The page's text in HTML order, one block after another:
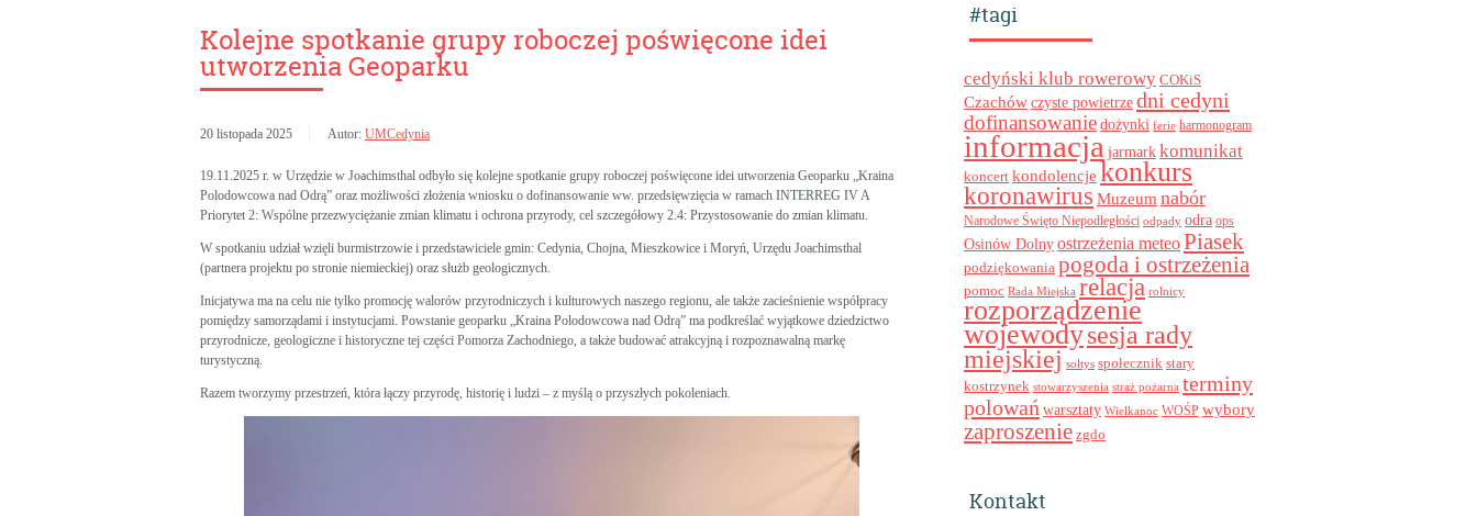
Kolejne spotkanie grupy roboczej poświęcone idei
utworzenia Geoparku
20 listopada 2025 Autor: UMCedynia
19.11.2025 r. w Urzędzie w Joachimsthal odbyło się kolejne spotkanie grupy roboczej poświęcone idei utworzenia Geoparku „Kraina
Polodowcowa nad Odrą” oraz możliwości złożenia wniosku o dofinansowanie ww. przedsięwzięcia w ramach INTERREG IV A
Priorytet 2: Wspólne przezwyciężanie zmian klimatu i ochrona przyrody, cel szczegółowy 2.4: Przystosowanie do zmian klimatu.
W spotkaniu udział wzięli burmistrzowie i przedstawiciele gmin: Cedynia, Chojna, Mieszkowice i Moryń, Urzędu Joachimsthal
(partnera projektu po stronie niemieckiej) oraz służb geologicznych.
Inicjatywa ma na celu nie tylko promocję walorów przyrodniczych i kulturowych naszego regionu, ale także zacieśnienie współpracy
pomiędzy samorządami i instytucjami. Powstanie geoparku „Kraina Polodowcowa nad Odrą” ma podkreślać wyjątkowe dziedzictwo
przyrodnicze, geologiczne i historyczne tej części Pomorza Zachodniego, a także budować atrakcyjną i rozpoznawalną markę
turystyczną.
Razem tworzymy przestrzeń, która łączy przyrodę, historię i ludzi – z myślą o przyszłych pokoleniach.
#tagi
cedyński klub rowerowy COKiS
Czachówczyste powietrzedni cedyni
dofinansowanie dożynki ferie harmonogram
informacja jarmark komunikat
koncert kondolencje konkurs
koronawirus Muzeum nabór
Narodowe Święto Niepodległości odpady odra ops
Osinów Dolnyostrzeżenia meteoPiasek
podziękowania pogoda i ostrzeżenia
pomoc Rada Miejska relacja rolnicy
rozporządzenie
wojewodysesja rady
miejskiej sołtys społecznik stary
kostrzynek stowarzyszenia straż pożarna terminy
polowań warsztaty Wielkanoc WOŚP wybory
zaproszenie zgdo
Kontakt